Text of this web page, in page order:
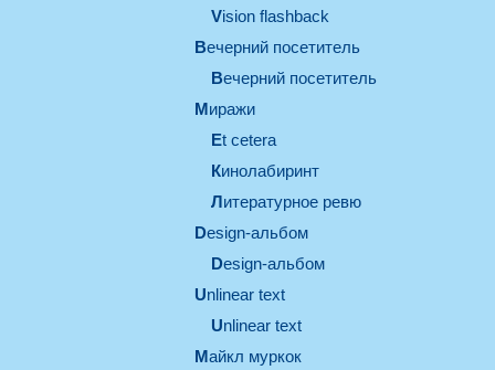
Vision flashback
вечерний посетитель
вечерний посетитель
миражи
et cetera
кинолабиринт
литературное ревю
design-альбом
design-альбом
unlinear text
Unlinear text
майкл муркок